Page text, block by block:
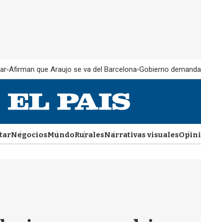
Afirman que Araujo se va del Barcelona Gobierno
NegociosMundoRuralesNarrativas visuales